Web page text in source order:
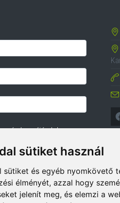
sütiket használ
sütiket és egyéb nyomkövető
élményét, azzal hogy
jelenít meg, és elemzi a
és hozzájárulok